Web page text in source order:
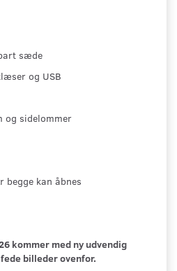
sæde
og USB
og sidelommer
begge kan åbnes
kommer med ny udvendig
billeder ovenfor.